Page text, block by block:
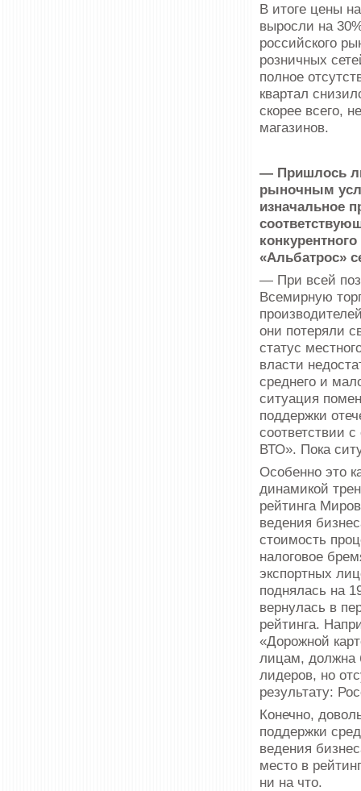
В итоге цены
выросли на
российского
розничных
полное
квартал
скорее всего,
магазинов.
— Пришлось
рыночным
изначальное
«Альбатрос»
— При всей
Всемирную
они потеряли
статус
власти
среднего и
ситуация
поддержки
соответствии
ВТО». Пока
Особенно это
динамикой
рейтинга
ведения
стоимость
налоговое
экспортных
поднялась на
вернулась в
рейтинга.
«Дорожной
лицам, должна
лидеров, но
результату:
Конечно,
поддержки
ведения
место в
ни на что.